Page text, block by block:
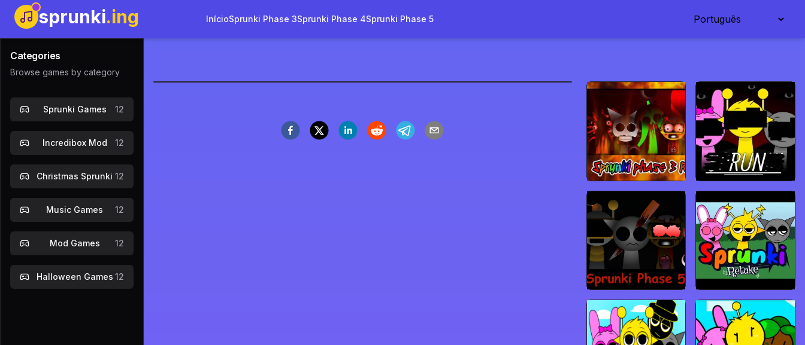
sprunki.ing InícioSprunki Phase 3Sprunki Phase 4Sprunki Phase 5
Categories
Browse games by category
Sprunki Games 12
Incredibox Mod 12
Christmas Sprunki 12
Music Games 12
Mod Games 12
Halloween Games 12